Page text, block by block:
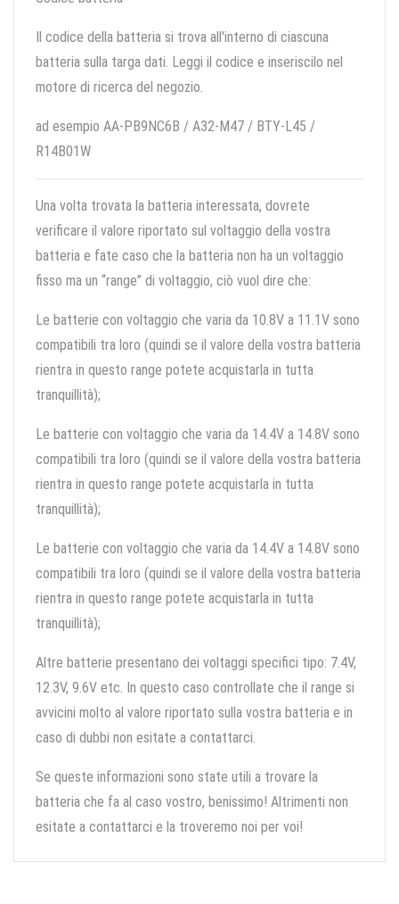
Il codice della batteria si trova all'interno di ciascuna
batteria sulla targa dati. Leggi il codice e inseriscilo nel
motore di ricerca del negozio.
ad esempio AA-PB9NC6B / A32-M47 / BTY-L45 /
R14B01W
Una volta trovata la batteria interessata, dovrete
verificare il valore riportato sul voltaggio della vostra
batteria e fate caso che la batteria non ha un voltaggio
fisso ma un “range” di voltaggio, ciò vuol dire che:
Le batterie con voltaggio che varia da 10.8V a 11.1V sono
compatibili tra loro (quindi se il valore della vostra batteria
rientra in questo range potete acquistarla in tutta
tranquillità);
Le batterie con voltaggio che varia da 14.4V a 14.8V sono
compatibili tra loro (quindi se il valore della vostra batteria
rientra in questo range potete acquistarla in tutta
tranquillità);
Le batterie con voltaggio che varia da 14.4V a 14.8V sono
compatibili tra loro (quindi se il valore della vostra batteria
rientra in questo range potete acquistarla in tutta
tranquillità);
Altre batterie presentano dei voltaggi specifici tipo: 7.4V,
12.3V, 9.6V etc. In questo caso controllate che il range si
avvicini molto al valore riportato sulla vostra batteria e in
caso di dubbi non esitate a contattarci.
Se queste informazioni sono state utili a trovare la
batteria che fa al caso vostro, benissimo! Altrimenti non
esitate a contattarci e la troveremo noi per voi!